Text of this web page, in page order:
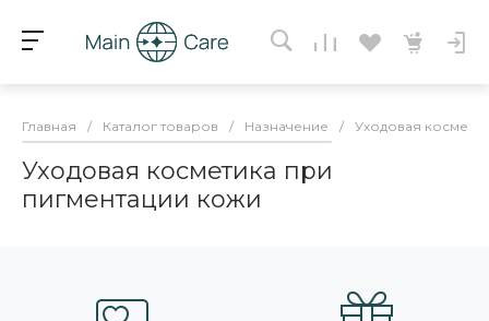
Главная / Каталог товаров / Назначение / Уходовая
Уходовая косметика при
пигментации кожи